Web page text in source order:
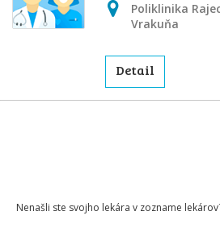
Poliklinika
Vrakuňa
Detail
Nenašli ste svojho lekára v zozname